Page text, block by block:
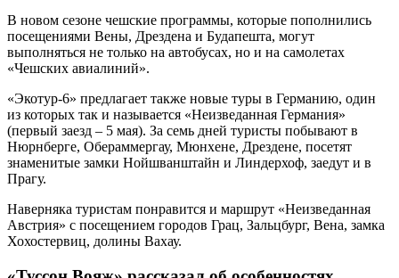
В новом сезоне чешские программы, которые пополнились
посещениями Вены, Дрездена и Будапешта, могут
выполняться не только на автобусах, но и на самолетах
«Чешских авиалиний».
«Экотур-6» предлагает также новые туры в Германию, один
из которых так и называется «Неизведанная Германия»
(первый заезд – 5 мая). За семь дней туристы побывают в
Нюрнберге, Обераммергау, Мюнхене, Дрездене, посетят
знаменитые замки Нойшванштайн и Линдерхоф, заедут и в
Прагу.
Наверняка туристам понравится и маршрут «Неизведанная
Австрия» с посещением городов Грац, Зальцбург, Вена, замка
Хохостервиц, долины Вахау.